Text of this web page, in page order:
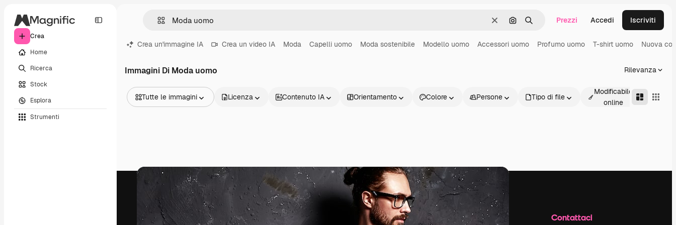
Crea
Home
Ricerca
Stock
Esplora
Strumenti
CancellaCerca per immagine
Ricerca Prezzi Accedi Iscriviti
Crea un'immagine IA Crea un video IA Moda Capelli uomo Moda sostenibile Modello uomo Accessori uomo Profumo uomo T-shirt uomo Nuova
Immagini Di Moda uomo Rilevanza
Tutte le immagini
Video
Motion graphic
Modelli di video
Modelli 3D
Font
Licenza Contenuto IA Orientamento Colore Persone Tipo di file
Modificabile
online
Inizia Azienda Contattaci